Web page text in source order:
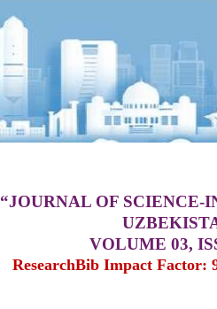
“JOURNAL OF SCIENCE-
VOLUME 03,
ResearchBib Impact Factor: